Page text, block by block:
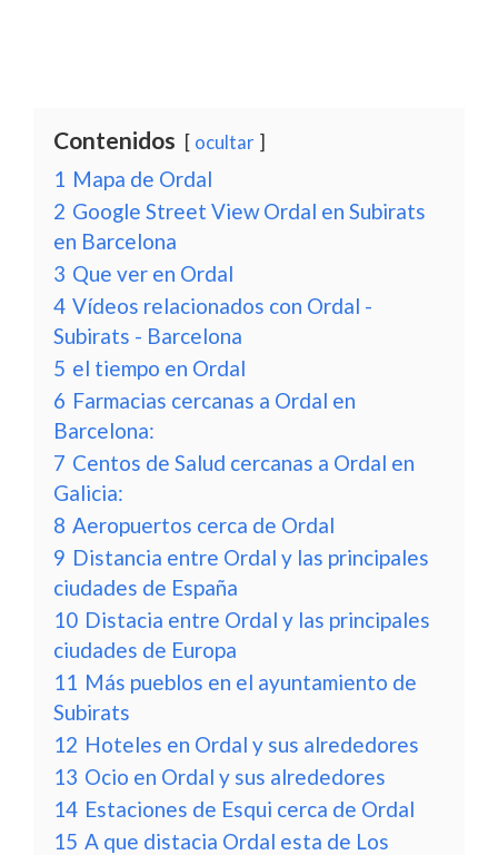
Contenidos ocultar
1 Mapa de Ordal
2 Google Street View Ordal en Subirats
en Barcelona
3 Que ver en Ordal
4 Vídeos relacionados con Ordal -
Subirats - Barcelona
5 el tiempo en Ordal
6 Farmacias cercanas a Ordal en
Barcelona:
7 Centos de Salud cercanas a Ordal en
Galicia:
8 Aeropuertos cerca de Ordal
9 Distancia entre Ordal y las principales
ciudades de España
10 Distacia entre Ordal y las principales
ciudades de Europa
11 Más pueblos en el ayuntamiento de
Subirats
12 Hoteles en Ordal y sus alrededores
13 Ocio en Ordal y sus alrededores
14 Estaciones de Esqui cerca de Ordal
15 A que distacia Ordal esta de Los